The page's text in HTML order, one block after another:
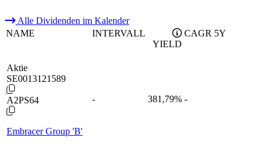
Alle Dividenden im Kalender
NAME
INTERVALL
YIELD
CAGR 5Y
Aktie
SE0013121589
A2PS64
Embracer Group 'B'
- 381,79% -